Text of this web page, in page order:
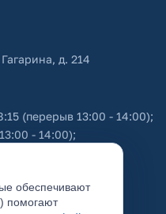
д. 214
(перерыв 13:00 - 14:00);
- 14:00);
данных
обеспечивают
помогают